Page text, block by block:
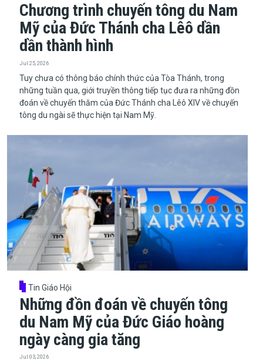
Chương trình chuyến tông du Nam
Mỹ của Đức Thánh cha Lêô dần
dần thành hình
Jul 25, 2026
Tuy chưa có thông báo chính thức của Tòa Thánh, trong
những tuần qua, giới truyền thông tiếp tục đưa ra những đồn
đoán về chuyến thăm của Đức Thánh cha Lêô XIV về chuyến
tông du ngài sẽ thực hiện tại Nam Mỹ.
Tin Giáo Hội
Những đồn đoán về chuyến tông
du Nam Mỹ của Đức Giáo hoàng
ngày càng gia tăng
Jul 03, 2026